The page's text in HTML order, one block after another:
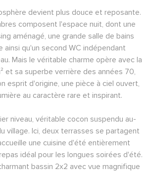
devient plus douce et reposante.
composent l'espace nuit, dont une
aménagé, une grande salle de bains
ainsi qu'un second WC indépendant
Mais le véritable charme opère avec la
et sa superbe verrière des années 70,
esprit d'origine, une pièce à ciel ouvert,
au caractère rare et inspirant.
niveau, véritable cocon suspendu au-
village. Ici, deux terrasses se partagent
une cuisine d'été entièrement
idéal pour les longues soirées d'été.
bassin 2x2 avec vue magnifique